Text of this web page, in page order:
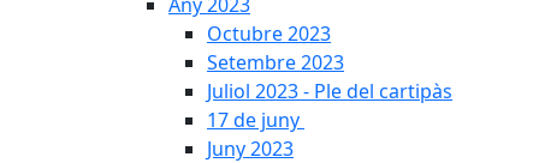
Octubre 2023
Setembre 2023
Juliol 2023 - Ple del cartipàs
17 de juny
Juny 2023